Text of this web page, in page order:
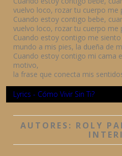
vuelvo loco, rozar tu cuerpo me
Cuando estoy contigo bebe,
vuelvo loco, rozar tu cuerpo me
Cuando estoy contigo me
mundo a mis pies, la dueña de
Cuando estoy contigo mi cama
motivo,
la frase que conecta mis
Lyrics - Cómo Vivir Sin Ti?
AUTORES: ROLY